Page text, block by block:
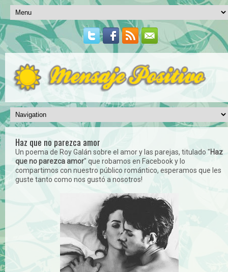
Haz que no parezca amor
Un poema de Roy Galán sobre el amor y las parejas, titulado "Haz
que no parezca amor" que robamos en Facebook y lo
compartimos con nuestro público romántico, esperamos que les
guste tanto como nos gustó a nosotros!